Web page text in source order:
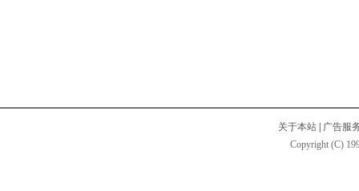
关于本站
广告服
Copyright (C)